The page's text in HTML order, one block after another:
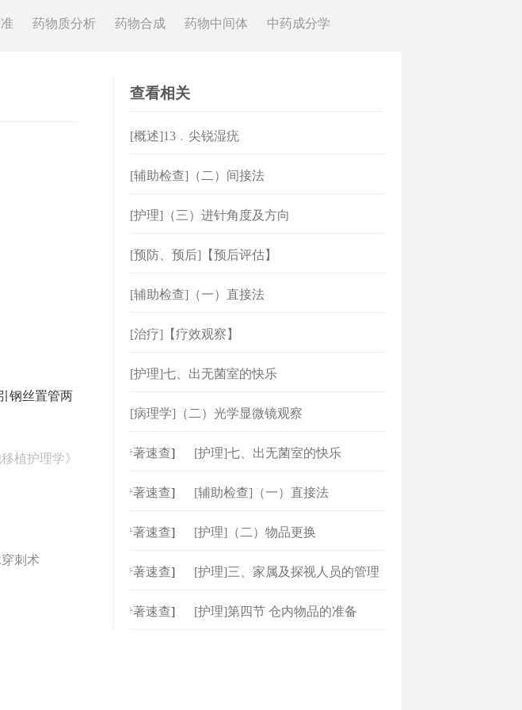
药物质分析 药物合成 药物中间体 中药成分学
钢丝置管两
植护理学》
刺术
查看相关
[概述]13﹒尖锐湿疣
[辅助检查]（二）间接法
[护理]（三）进针角度及方向
[预防、预后]【预后评估】
[辅助检查]（一）直接法
[治疗]【疗效观察】
[护理]七、出无菌室的快乐
[病理学]（二）光学显微镜观察
专著速查] [护理]七、出无菌室的快乐
专著速查] [辅助检查]（一）直接法
专著速查] [护理]（二）物品更换
专著速查] [护理]三、家属及探视人员的管理
专著速查] [护理]第四节 仓内物品的准备